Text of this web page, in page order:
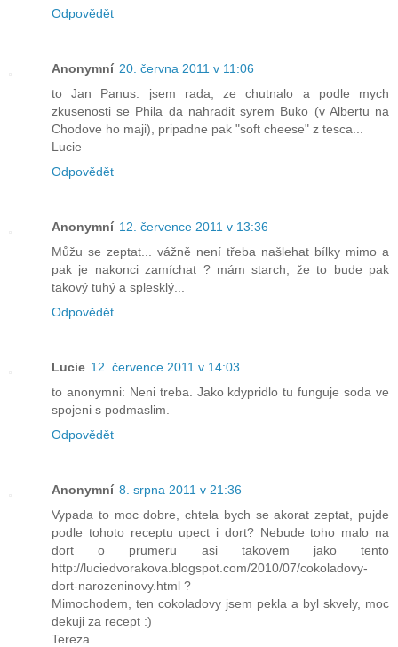
Odpovědět
Anonymní 20. června 2011 v 11:06
to Jan Panus: jsem rada, ze chutnalo a podle mych
zkusenosti se Phila da nahradit syrem Buko (v Albertu na
Chodove ho maji), pripadne pak "soft cheese" z tesca...
Lucie
Odpovědět
Anonymní 12. července 2011 v 13:36
Můžu se zeptat... vážně není třeba našlehat bílky mimo a
pak je nakonci zamíchat ? mám starch, že to bude pak
takový tuhý a splesklý...
Odpovědět
Lucie 12. července 2011 v 14:03
to anonymni: Neni treba. Jako kdypridlo tu funguje soda ve
spojeni s podmaslim.
Odpovědět
Anonymní 8. srpna 2011 v 21:36
Vypada to moc dobre, chtela bych se akorat zeptat, pujde
podle tohoto receptu upect i dort? Nebude toho malo na
dort o prumeru asi takovem jako tento
http://luciedvorakova.blogspot.com/2010/07/cokoladovy-
dort-narozeninovy.html ?
Mimochodem, ten cokoladovy jsem pekla a byl skvely, moc
dekuji za recept :)
Tereza